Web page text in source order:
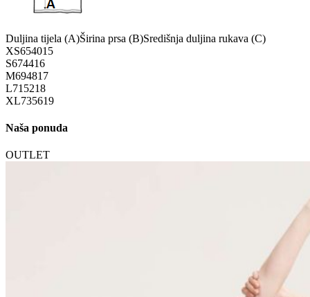
Duljina tijela (A)Širina prsa (B)Središnja duljina rukava (C)
XS654015
S674416
M694817
L71 5218
XL735619
Naša ponuda
OUTLET